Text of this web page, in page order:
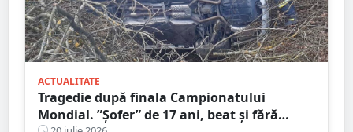
ACTUALITATE
Tragedie după finala Campionatului
Mondial. ”Șofer” de 17 ani, beat și fără